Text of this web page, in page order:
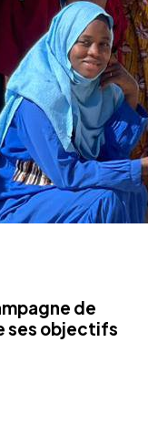
l'impact concret
Une image vaut